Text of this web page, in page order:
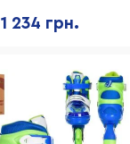
1 234 грн.